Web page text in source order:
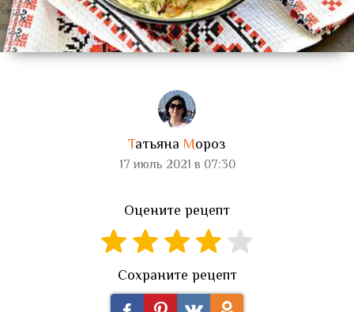
Татьяна Мороз
17 июль 2021 в 07:30
Оцените рецепт
Сохраните рецепт